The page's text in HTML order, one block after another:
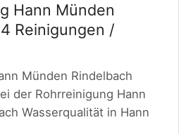
Hann Münden
Reinigungen /
Münden Rindelbach
der Rohrreinigung Hann
Wasserqualität in Hann